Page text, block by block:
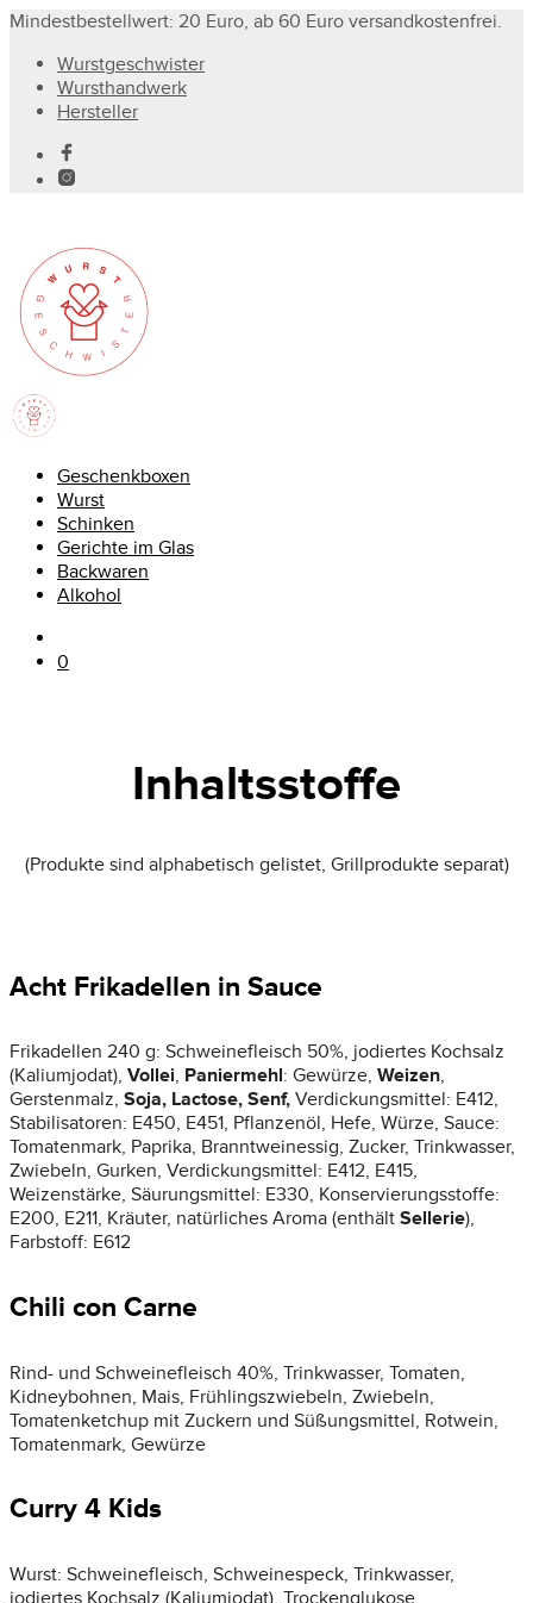
Mindestbestellwert: 20 Euro, ab 60 Euro versandkostenfrei.
Wurstgeschwister
Wursthandwerk
Hersteller
Geschenkboxen
Wurst
Schinken
Gerichte im Glas
Backwaren
Alkohol
0
Inhaltsstoffe
(Produkte sind alphabetisch gelistet, Grillprodukte separat)
Acht Frikadellen in Sauce
Frikadellen 240 g: Schweinefleisch 50%, jodiertes Kochsalz
(Kaliumjodat), Vollei, Paniermehl: Gewürze, Weizen,
Gerstenmalz, Soja, Lactose, Senf, Verdickungsmittel: E412,
Stabilisatoren: E450, E451, Pflanzenöl, Hefe, Würze, Sauce:
Tomatenmark, Paprika, Branntweinessig, Zucker, Trinkwasser,
Zwiebeln, Gurken, Verdickungsmittel: E412, E415,
Weizenstärke, Säurungsmittel: E330, Konservierungsstoffe:
E200, E211, Kräuter, natürliches Aroma (enthält Sellerie),
Farbstoff: E612
Chili con Carne
Rind- und Schweinefleisch 40%, Trinkwasser, Tomaten,
Kidneybohnen, Mais, Frühlingszwiebeln, Zwiebeln,
Tomatenketchup mit Zuckern und Süßungsmittel, Rotwein,
Tomatenmark, Gewürze
Curry 4 Kids
Wurst: Schweinefleisch, Schweinespeck, Trinkwasser,
jodiertes Kochsalz (Kaliumjodat), Trockenglukose,